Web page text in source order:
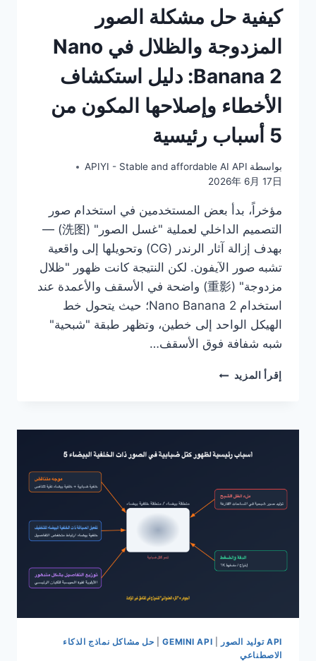
كيفية حل مشكلة الصور
المزدوجة والظلال في Nano
Banana 2: دليل استكشاف
الأخطاء وإصلاحها المكون من
5 أسباب رئيسية
بواسطة APIYI - Stable and affordable AI API
2026年 6月 17日
مؤخراً، بدأ بعض المستخدمين في استخدام صور
التصميم الداخلي لعملية "غسل الصور" (洗图) —
بهدف إزالة آثار الرندر (CG) وتحويلها إلى واقعية
تشبه صور الآيفون. لكن النتيجة كانت ظهور "ظلال
مزدوجة" (重影) واضحة في الأسقف والأعمدة عند
استخدام Nano Banana 2؛ حيث يتحول خط
الهيكل الواحد إلى خطين، وتظهر طبقة "شبحية"
شبه شفافة فوق الأسقف…
إقرأ المزيد كيفية
المزدوجة
في
BANANA
2:
الأخطاء
وإصلاحها
رئيسية
API توليد الصور GEMINI API
| حل مشاكل نماذج الذكاء
الاصطناعي